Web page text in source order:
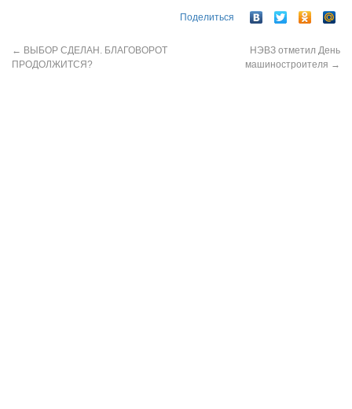
Поделиться
← ВЫБОР СДЕЛАН. БЛАГОВОРОТ
ПРОДОЛЖИТСЯ?
НЭВЗ отметил День
машиностроителя →